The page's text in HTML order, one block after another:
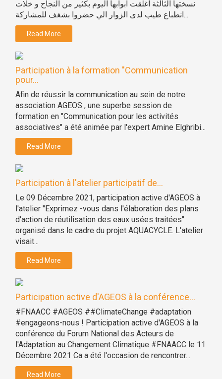
نسختها الثالثة اغلقت ابوابها اليوم بكثير من النجاح و خلات
انطباع طيب لدى الزوار الي حضروا بشغف للمشاركة...
Read More
Participation à la formation "Communication
pour...
Afin de réussir la communication au sein de notre
association AGEOS , une superbe session de
formation en "Communication pour les activités
associatives" a été animée par l'expert Amine Elghribi...
Read More
Participation à l'atelier participatif de...
Le 09 Décembre 2021, participation active d'AGEOS à
l'atelier "Exprimez -vous dans l'élaboration des plans
d'action de réutilisation des eaux usées traitées"
organisé dans le cadre du projet AQUACYCLE. L'atelier
visait...
Read More
Participation active d'AGEOS à la conférence...
#FNAACC #AGEOS ##ClimateChange #adaptation
#engageons-nous ! Participation active d'AGEOS à la
conférence du Forum National des Acteurs de
l'Adaptation au Changement Climatique #FNAACC le 11
Décembre 2021 Ca a été l'occasion de rencontrer...
Read More